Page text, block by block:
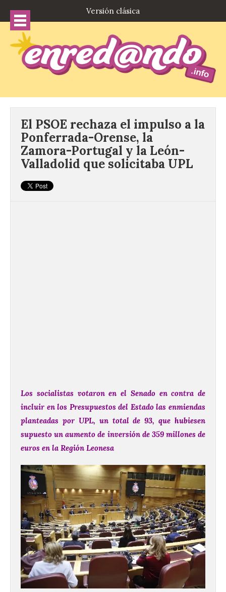
Versión clásica
El PSOE rechaza el impulso a la
Ponferrada-Orense, la
Zamora-Portugal y la León-
Valladolid que solicitaba UPL
Los socialistas votaron en el Senado en contra de
incluir en los Presupuestos del Estado las enmiendas
planteadas por UPL, un total de 93, que hubiesen
supuesto un aumento de inversión de 359 millones de
euros en la Región Leonesa